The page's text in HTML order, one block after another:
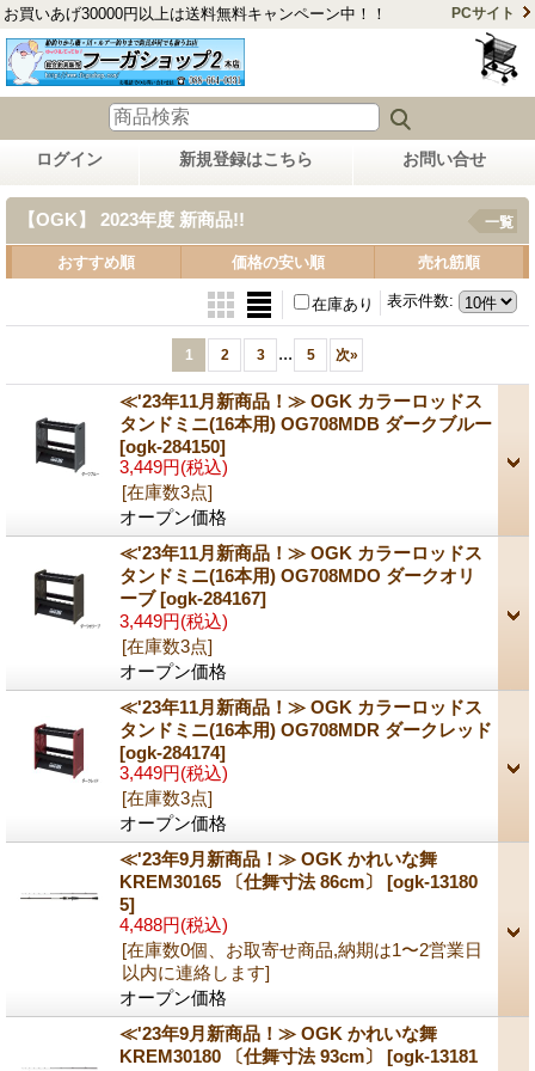
お買いあげ30000円以上は送料無料キャンペーン中！！ PCサイト
ログイン 新規登録はこちら お問い合せ
【OGK】 2023年度 新商品!! 一覧
おすすめ順 価格の安い順 売れ筋順
表示件数:
在庫あり
1 2 3 ... 5 次»
≪'23年11月新商品！≫ OGK カラーロッドス
タンドミニ(16本用) OG708MDB ダークブルー
[ogk-284150]
3,449円(税込)
[在庫数3点]
オープン価格
≪'23年11月新商品！≫ OGK カラーロッドス
タンドミニ(16本用) OG708MDO ダークオリ
ーブ[ogk-284167]
3,449円(税込)
[在庫数3点]
オープン価格
≪'23年11月新商品！≫ OGK カラーロッドス
タンドミニ(16本用) OG708MDR ダークレッド
[ogk-284174]
3,449円(税込)
[在庫数3点]
オープン価格
≪'23年9月新商品！≫ OGK かれいな舞
KREM30165 〔仕舞寸法 86cm〕 [ogk-13180
5]
4,488円(税込)
[在庫数0個、お取寄せ商品,納期は1〜2営業日
以内に連絡します]
オープン価格
≪'23年9月新商品！≫ OGK かれいな舞
KREM30180 〔仕舞寸法 93cm〕 [ogk-13181